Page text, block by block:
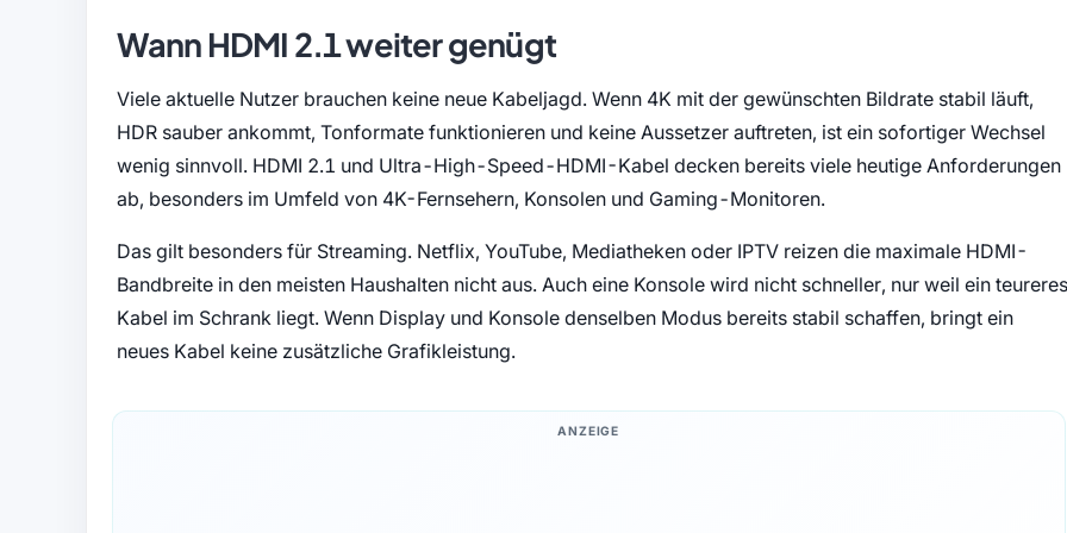
Wann HDMI 2.1 weiter genügt
Viele aktuelle Nutzer brauchen keine neue Kabeljagd. Wenn 4K mit der gewünschten Bildrate stabil läuft,
HDR sauber ankommt, Tonformate funktionieren und keine Aussetzer auftreten, ist ein sofortiger Wechsel
wenig sinnvoll. HDMI 2.1 und Ultra-High-Speed-HDMI-Kabel decken bereits viele heutige Anforderungen
ab, besonders im Umfeld von 4K-Fernsehern, Konsolen und Gaming-Monitoren.
Das gilt besonders für Streaming. Netflix, YouTube, Mediatheken oder IPTV reizen die maximale HDMI-
Bandbreite in den meisten Haushalten nicht aus. Auch eine Konsole wird nicht schneller, nur weil ein teureres
Kabel im Schrank liegt. Wenn Display und Konsole denselben Modus bereits stabil schaffen, bringt ein
neues Kabel keine zusätzliche Grafikleistung.
ANZEIGE